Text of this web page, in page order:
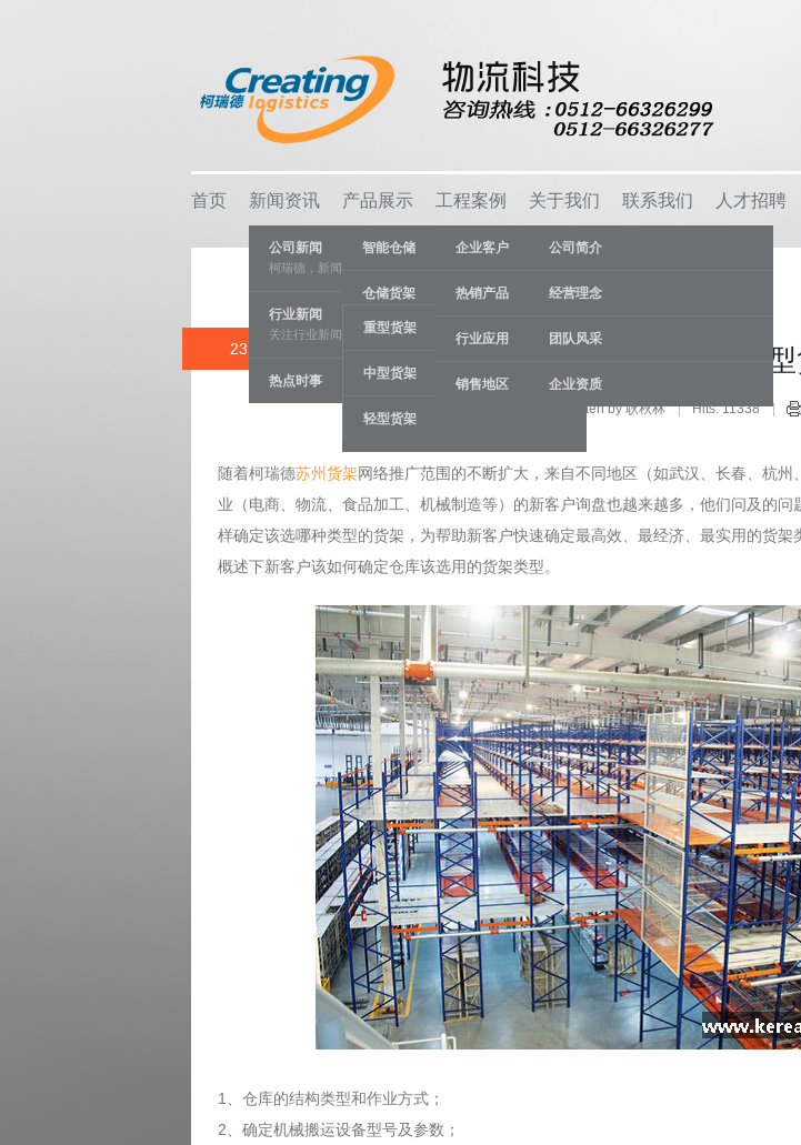
首页 新闻资讯
公司新闻
柯瑞德，新闻资讯
行业新闻
关注行业新闻，推动行业发展。
热点时事
产品展示
智能仓储
仓储货架
重型货架
中型货架
轻型货架
物流容器
车间设备
线棒系统
工程案例
企业客户
热销产品
行业应用
销售地区
关于我们
公司简介
经营理念
团队风采
企业资质
联系我们 人才招聘
23 MAR 新客户如何确定该选用哪种类型
Written by 耿秋林 Hits: 11338
随着柯瑞德苏州货架网络推广范围的不断扩大，来自不同地区（如武汉、长春、杭州
业（电商、物流、食品加工、机械制造等）的新客户询盘也越来越多，他们问及的问
样确定该选哪种类型的货架，为帮助新客户快速确定最高效、最经济、最实用的货架
概述下新客户该如何确定仓库该选用的货架类型。
1、仓库的结构类型和作业方式；
2、确定机械搬运设备型号及参数；